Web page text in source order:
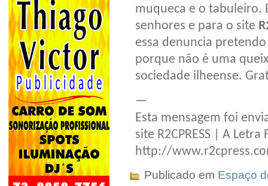
muqueca e o tabuleiro.
senhores e para o site
essa denuncia
porque não é uma
sociedade ilheense.
—
Esta mensagem foi
site R2CPRESS | A
http://
Publicado em Espaço